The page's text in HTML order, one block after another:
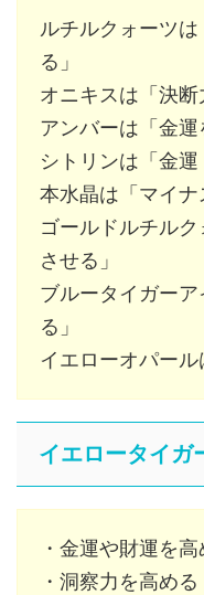
ルチルクォーツ
る」
オニキスは「決断
アンバーは「金運
シトリンは「金運
本水晶は「マイナ
ゴールドルチル
させる」
ブルータイガー
る」
イエローオパール
イエロータイガ
・金運や財運を高
・洞察力を高める